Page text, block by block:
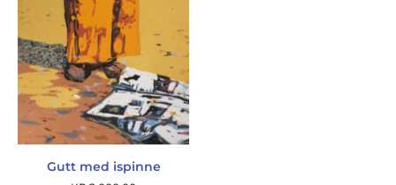
Gutt med ispinne